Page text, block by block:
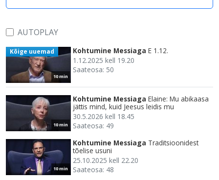
AUTOPLAY
10 min
Kõige uuemad Kohtumine Messiaga E 1.12.
1.12.2025 kell 19.20
Saateosa: 50
10 min
Kohtumine Messiaga Elaine: Mu abikaasa
jättis mind, kuid Jeesus leidis mu
30.5.2026 kell 18.45
Saateosa: 49
10 min
Kohtumine Messiaga Traditsioonidest
tõelise usuni
25.10.2025 kell 22.20
Saateosa: 48